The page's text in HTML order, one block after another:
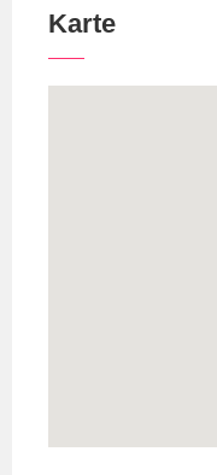
Karte